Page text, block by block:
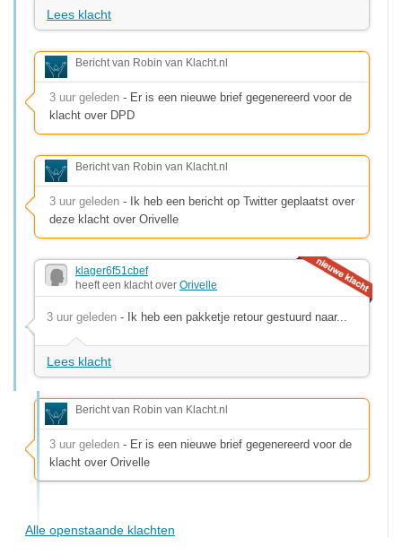
Lees klacht
Bericht van Robin van Klacht.nl
3 uur geleden - Er is een nieuwe brief gegenereerd voor de
klacht over DPD
Bericht van Robin van Klacht.nl
3 uur geleden - Ik heb een bericht op Twitter geplaatst over
deze klacht over Orivelle
klager6f51cbef
heeft een klacht over Orivelle
3 uur geleden - Ik heb een pakketje retour gestuurd naar...
Lees klacht
Bericht van Robin van Klacht.nl
3 uur geleden - Er is een nieuwe brief gegenereerd voor de
klacht over Orivelle
Alle openstaande klachten